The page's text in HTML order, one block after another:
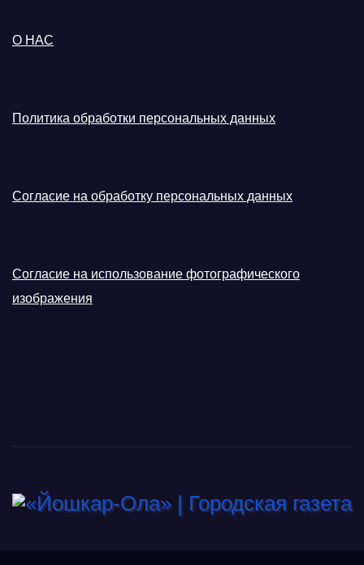
О НАС
Политика обработки персональных данных
Согласие на обработку персональных данных
Согласие на использование фотографического
изображения